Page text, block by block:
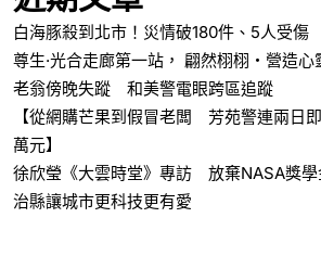
白海豚殺到北市！災情破180件、5人受
尊生·光合走廊第一站， 翩然栩栩・營造心
老翁傍晚失蹤 和美警電眼跨區追蹤
【從網購芒果到假冒老闆 芳苑警連兩日
萬元】
徐欣瑩《大雲時堂》專訪 放棄NASA獎
治縣讓城市更科技更有愛